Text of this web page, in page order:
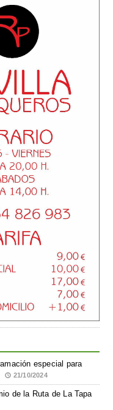
especial para
21/10/2024
de la Ruta de La Tapa